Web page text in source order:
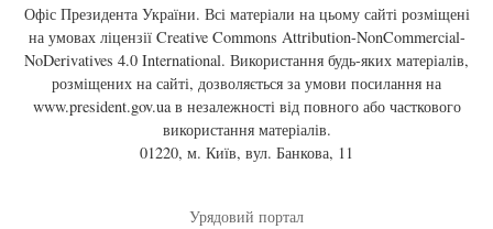
Офіс Президента України. Всі матеріали на цьому сайті розміщені
на умовах ліцензії Creative Commons Attribution-NonCommercial-
NoDerivatives 4.0 International. Використання будь-яких матеріалів,
розміщених на сайті, дозволяється за умови посилання на
www.president.gov.uaв незалежності від повного або часткового
використання матеріалів.
01220, м. Київ, вул. Банкова, 11
Урядовий портал